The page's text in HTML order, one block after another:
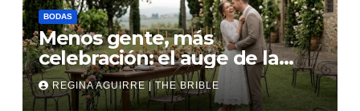
BODAS
Menos gente, más
celebración: el auge de la
micro boda
REGINA AGUIRRE | THE BRIBLE